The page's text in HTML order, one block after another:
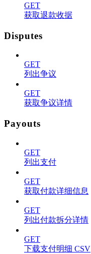
GET
获取退款收据
Disputes
GET
列出争议
GET
获取争议详情
Payouts
GET
列出支付
GET
获取付款详细信息
GET
列出付款拆分详情
GET
下载支付明细 CSV